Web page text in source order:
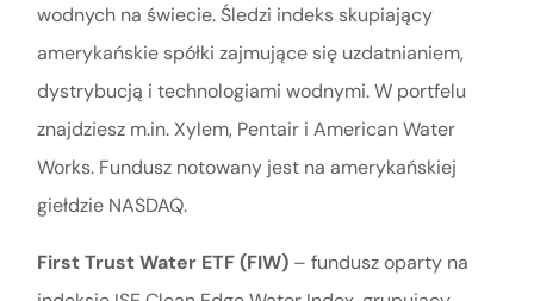
wodnych na świecie. Śledzi indeks skupiający
amerykańskie spółki zajmujące się uzdatnianiem,
dystrybucją i technologiami wodnymi. W portfelu
znajdziesz m.in. Xylem, Pentair i American Water
Works. Fundusz notowany jest na amerykańskiej
giełdzie NASDAQ.
First Trust Water ETF (FIW)– fundusz oparty na